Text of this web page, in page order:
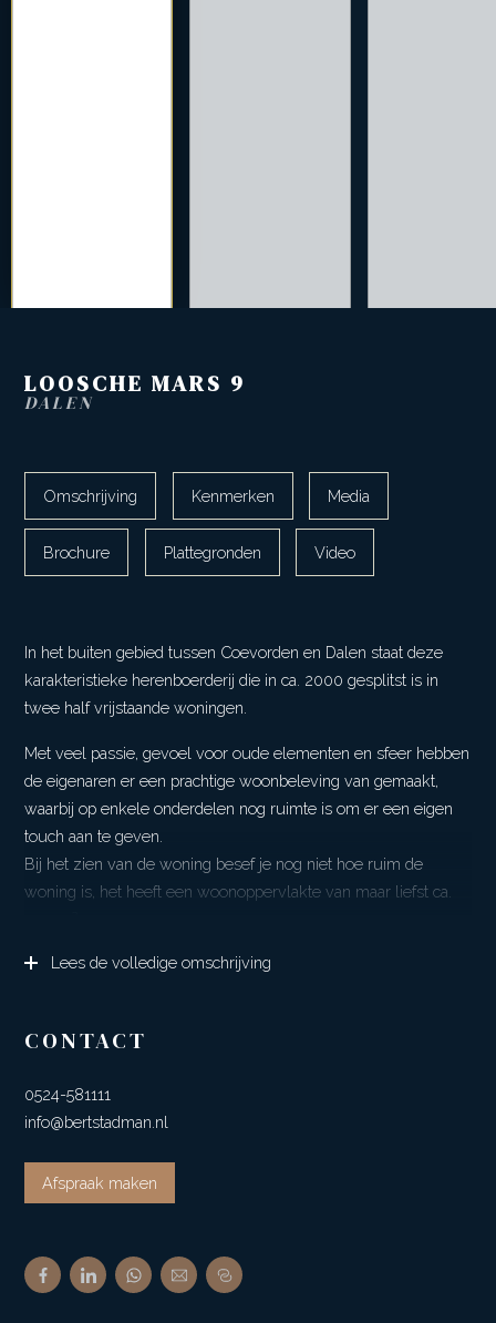
LOOSCHE MARS 9
DALEN
Omschrijving Kenmerken Media
Brochure Plattegronden Video
In het buiten gebied tussen Coevorden en Dalen staat deze
karakteristieke herenboerderij die in ca. 2000 gesplitst is in
twee half vrijstaande woningen.
Met veel passie, gevoel voor oude elementen en sfeer hebben
de eigenaren er een prachtige woonbeleving van gemaakt,
waarbij op enkele onderdelen nog ruimte is om er een eigen
touch aan te geven.
Bij het zien van de woning besef je nog niet hoe ruim de
woning is, het heeft een woonoppervlakte van maar liefst ca.
goede invulling gegeven is aan de beschikbare ruimte.
plafonds met de daarbij passende hoge deuren in het oog. De
vanzelfsprekend wordt.
Naast het huis tref je verder op het terrein nog twee vrijstaande
bijv. aan het stallen van je oldtimer, caravan en/of camper. Maar
ook het uitoefenen van een hobby die veel ruimte nodig heeft
Dit unieke huis staat op een kavel van ruim 3300 m² waardoor
bijv. het houden van enig kleinvee mogelijk is en ook de
Lees de volledige omschrijving
CONTACT
0524-581111
info@bertstadman.nl
Afspraak maken